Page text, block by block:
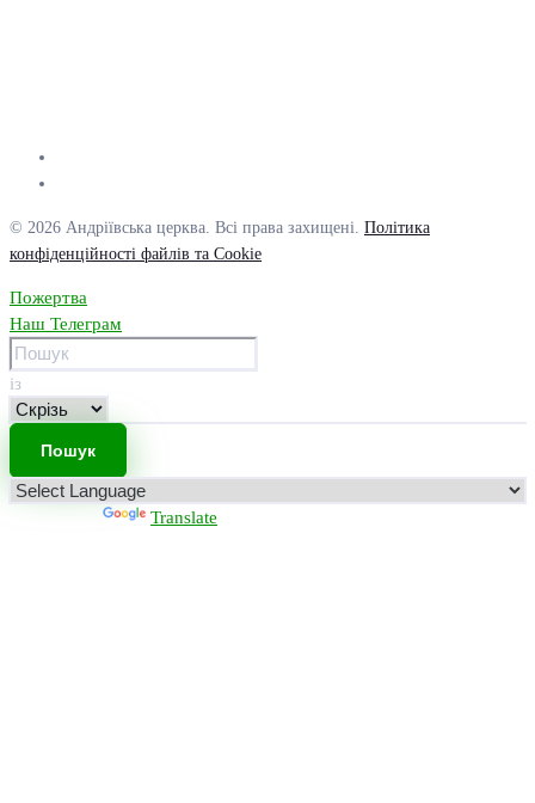
© 2026 Андріївська церква. Всі права захищені. Політика
конфіденційності файлів та Cookie
Пожертва
Наш Телеграм
із
Translate